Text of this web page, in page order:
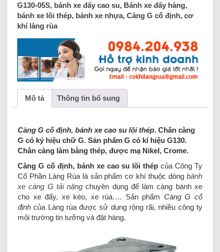
G130-05S, bánh xe đẩy cao su, Bánh xe đẩy hàng,
bánh xe lõi thép, bánh xe nhựa, Càng G cố định, cơ
khí làng rùa
Mô tả Thông tin bổ sung
Càng G cố định, bánh xe cao su lõi thép. Chân càng
G có ký hiệu chữ G. Sản phẩm G có kí hiệu G130.
Chân càng làm bằng thép, được mạ Nikel, Crome.
Càng G cố định, bánh xe cao su lõi thép của Công Ty
Cổ Phần Làng Rùa là sản phẩm cơ khí thuộc dòng bánh
xe càng G tải nặng chuyên dụng để làm càng bánh xe
cho xe đẩy, xe kéo, xe rùa…. Sản phẩm Càng G cố
địnhcủa Làng rùa được sử dụng rộng rãi, nhiều công ty
môi trường tin tưởng và đặt hàng.